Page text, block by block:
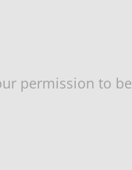
permission to be